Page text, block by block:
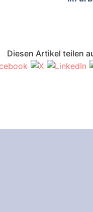
Diesen Artikel teilen